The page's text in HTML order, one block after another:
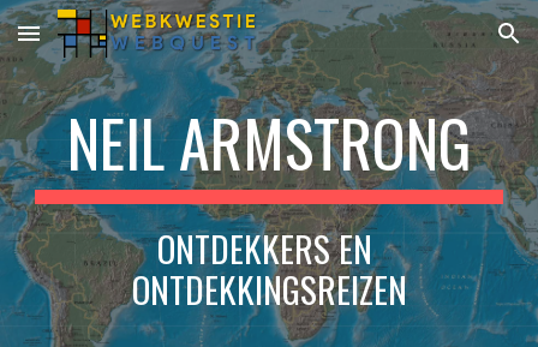
Skip to main content Skip to navigation
NEIL ARMSTRONG
ONTDEKKERS EN
ONTDEKKINGSREIZEN